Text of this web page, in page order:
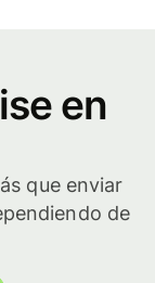
en
que enviar
de